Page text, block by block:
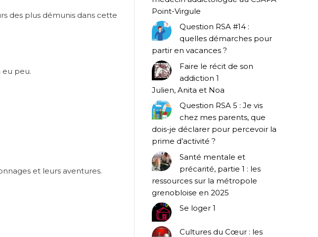
des plus démunis dans cette
eu peu.
et leurs aventures.
Point-Virgule
Question RSA #14 :
quelles démarches pour
partir en vacances ?
Faire le récit de son
addiction 1
Julien, Anita et Noa
Question RSA 5 : Je vis
chez mes parents, que
dois-je déclarer pour percevoir la
prime d’activité ?
Santé mentale et
précarité, partie 1 : les
ressources sur la métropole
grenobloise en 2025
Se loger 1
Cultures du Cœur : les